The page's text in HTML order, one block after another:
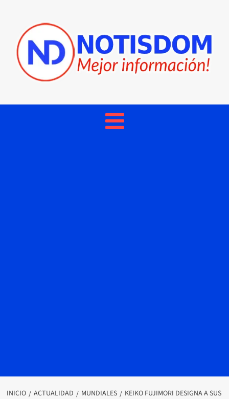
INICIO ACTUALIDAD MUNDIALES
KEIKO FUJIMORI DESIGNA A SUS